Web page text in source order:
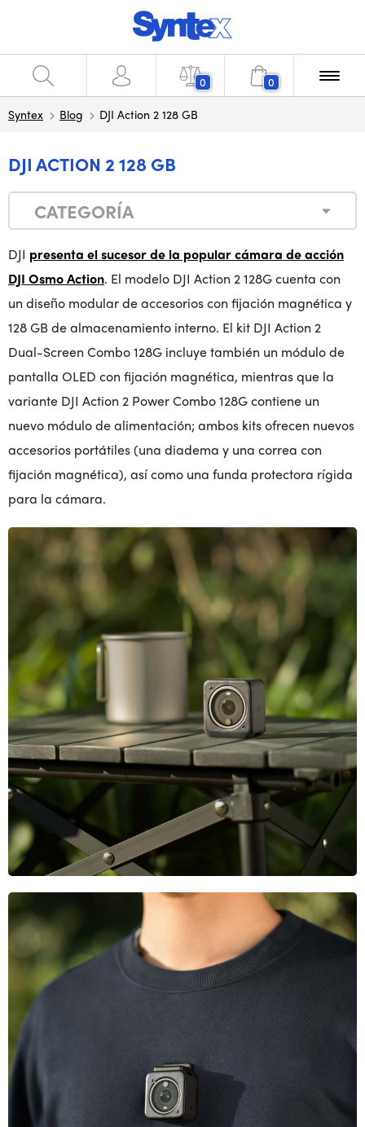
0 0
Syntex Blog DJI Action 2 128 GB
DJI ACTION 2 128 GB
CATEGORÍA
DJI presenta el sucesor de la popular cámara de acción
DJI Osmo Action. El modelo DJI Action 2 128G cuenta con
un diseño modular de accesorios con fijación magnética y
128 GB de almacenamiento interno. El kit DJI Action 2
Dual-Screen Combo 128G incluye también un módulo de
pantalla OLED con fijación magnética, mientras que la
variante DJI Action 2 Power Combo 128G contiene un
nuevo módulo de alimentación; ambos kits ofrecen nuevos
accesorios portátiles (una diadema y una correa con
fijación magnética), así como una funda protectora rígida
para la cámara.